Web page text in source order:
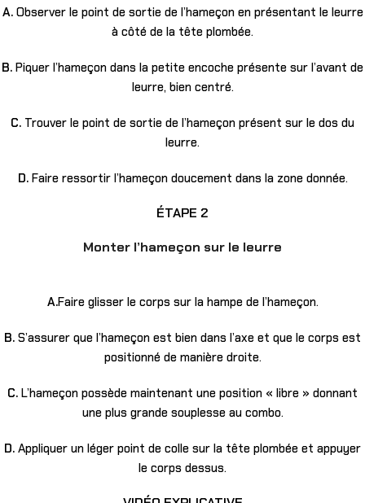
A.Observer le point de sortie de l’hameçon en présentant le leurre
à côté de la tête plombée.
B. Piquer l’hameçon dans la petite encoche présente sur l’avant de
leurre, bien centré.
C. Trouver le point de sortie de l’hameçon présent sur le dos du
leurre.
D. Faire ressortir l’hameçon doucement dans la zone donnée.
ÉTAPE 2
Monter l’hameçon sur le leurre
A.Faire glisser le corps sur la hampe de l’hameçon.
B. S’assurer que l’hameçon est bien dans l’axe et que le corps est
positionné de manière droite.
C. L’hameçon possède maintenant une position « libre » donnant
une plus grande souplesse au combo.
D. Appliquer un léger point de colle sur la tête plombée et appuyer
le corps dessus.